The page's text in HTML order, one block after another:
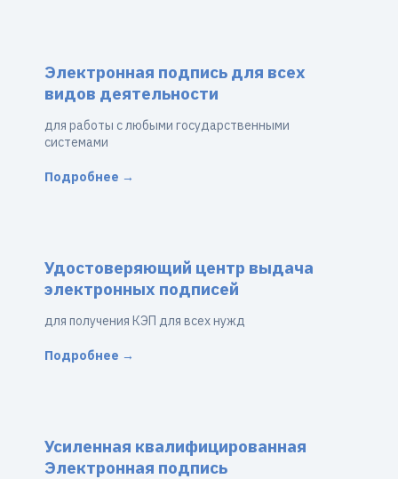
Электронная подпись для всех
видов деятельности
для работы с любыми государственными
системами
Подробнее →
Удостоверяющий центр выдача
электронных подписей
для получения КЭП для всех нужд
Подробнее →
Усиленная квалифицированная
Электронная подпись